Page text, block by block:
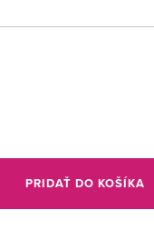
PRIDAŤ DO KOŠÍKA